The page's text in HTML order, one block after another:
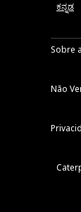
ಕನ್ನಡ
Sobre
Não